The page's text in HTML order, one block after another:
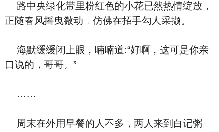
路中央绿化带里粉红色的小花已然热情绽放，
正随春风摇曳微动，仿佛在招手勾人采撷。
海默缓缓闭上眼，喃喃道:“好啊，这可是你亲
口说的，哥哥。”
……
周末在外用早餐的人不多，两人来到白记粥